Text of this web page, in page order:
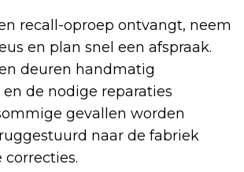
recall-oproep ontvangt, neem
en plan snel een afspraak.
deuren handmatig
de nodige reparaties
gevallen worden
naar de fabriek